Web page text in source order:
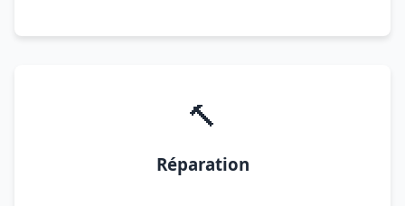
🔨
Réparation